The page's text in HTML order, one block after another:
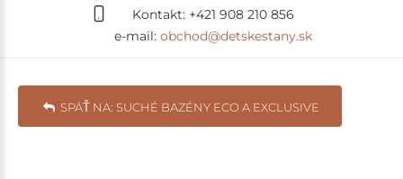
Kontakt: +421 908 210 856
e-mail: obchod@detskestany.sk
SPÄŤ NA: SUCHÉ BAZÉNY ECO A EXCLUSIVE